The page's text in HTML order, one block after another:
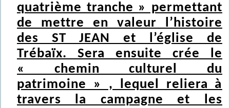
quatrième tranche » permettant
de mettre en valeur l’histoire
des ST JEAN et l’église de
Trébaïx. Sera ensuite crée le
« chemin culturel du
patrimoine » , lequel reliera à
travers la campagne et les